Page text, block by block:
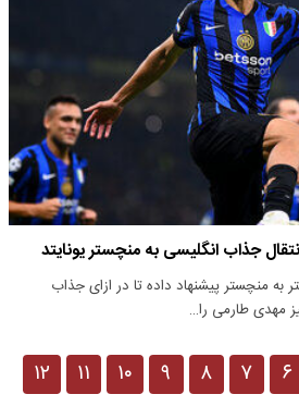
جذاب انگلیسی به منچستر یونایتد
به منچستر پیشنهاد داده تا در ازای جذاب
مهدی طارمی را…
۶ ۷ ۸ ۹ ۱۰ ۱۱ ۱۲